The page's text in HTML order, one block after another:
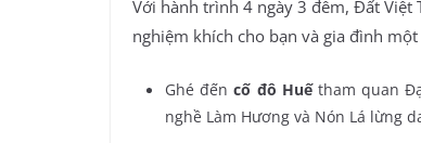
Với hành trình 4 ngày 3 đêm, Đất
nghiệm khích cho bạn và gia đình
Ghé đến cố đô Huế tham quan
nghề Làm Hương và Nón Lá lừng